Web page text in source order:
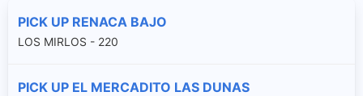
PICK UP RENACA BAJO
LOS MIRLOS - 220
PICK UP EL MERCADITO LAS DUNAS